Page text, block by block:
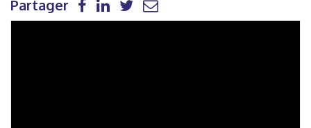
Partager